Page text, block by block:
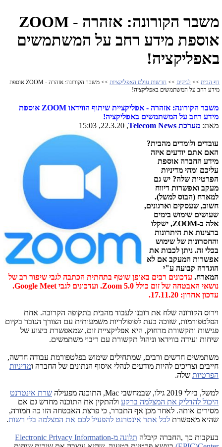
משבר הקורונה: אזהרה - ZOOM
אוספת מידע רחב על המשתמשים
באפליקציה!
דף הבית >> לגיקים >> חדשות עולם האפליקציות
>> משבר הקורונה: אזהרה - ZOOM אוספת
מידע רחב על המשתמשים באפליקציה!
משבר הקורונה: אזהרה - אפליקציית שיתוף הווידאו ZOOM אוספת
מידע רחב על המשתמשים באפליקציה!
מאת: מערכת Telecom News
, 22.3.20, 15:03
עובדים ולומדים מהבית?
האם אתם יודעים איזה
מידע החברה אוספת
עליכם ומהי מדיניות
הפרטיות שלה? יש גם
מעקב ואפשרות דיווח
למארח (הבוס למשל).
חשוב, שעסקים וארגונים,
שעושים שימוש בימים
אלה ב-ZOOM, ישקלו
ברצינות את היתרונות
והחסרונות של שימוש
בכלי זה. ניתן לכבות את
אפשרות המעקב אם לא
הוגדרה קבועה ע"י
המארח. עדכונים רבים באופן שוטף בתחתית הכתבה לגבי שיפור רב של
נושאי האבטחה של זום כולל Zoom 5.0. ועדכונים לגבי Google Meet.
עדכון אחרון: 17.11.20.
וירוס הקורונה שלח את רובנו לעבוד מהבית בתקופה הקרובה. אחת
הפלטפורמות, שזוכה כעת לפופולריות משמעותית עם הצורך הגובר בקיום
פגישות ותקשורת מרחוק, היא אפליקציית זום, שמאפשרת ביצוע של
שיחות ועידה בווידאו וניהול תקשורת עם ריבוי משתמשים.
משתמשים חדשים ורבים, שמתחילים שימוש בפלטפורמת עבודה חדשה,
חייבים וצריכים להיות מודעים לנהלי איסוף הנתונים של החברה ומדיניות
הפרטיות שלה.
למשל, ביולי 2019 גילו, שבמחשבי Mac, התוכנה מפעילה שרת אינטרנט
היכול להדליק את המצלמה ברקע ולהתקין את התוכנה מחדש גם אם
מסירים אותה. לאחר מכן אף התברר, כי פרצת האבטחה הזו כה חמורה,
שהיא מאפשרת לכל אתר אינטרנט להפעיל לכם את המצלמה בלי רשות.
בעקבות כך ,החברה קיבלה תלונה מ-Electronic Privacy Information